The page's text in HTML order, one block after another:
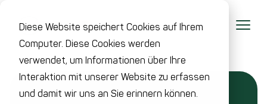
Diese Website speichert Cookies auf Ihrem
Computer. Diese Cookies werden
verwendet, um Informationen über Ihre
Interaktion mit unserer Website zu erfassen
und damit wir uns an Sie erinnern können.